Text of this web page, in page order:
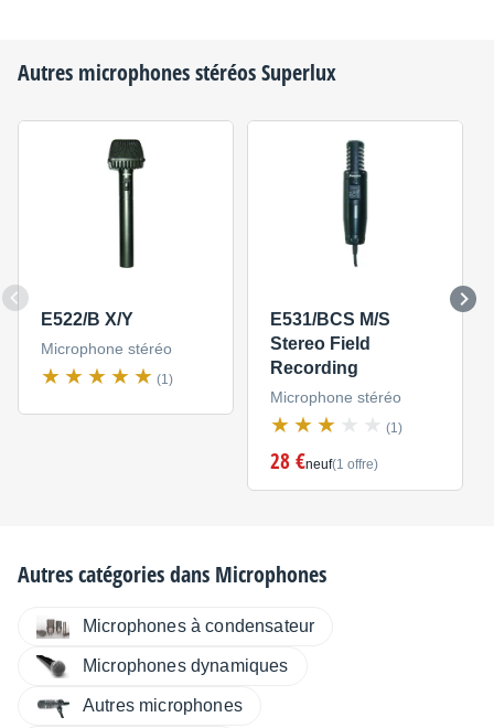
Autres microphones stéréosSuperlux
E522/B X/Y
Microphone stéréo
(1)
E531/BCS M/S
Stereo Field
Recording
Microphone stéréo
(1)
28 €neuf(1 offre)
Autres catégories dans Microphones
Microphones à condensateur
Microphones dynamiques
Autres microphones